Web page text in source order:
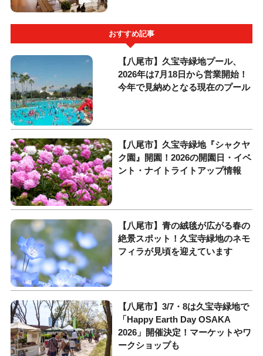
おすすめ記事
【八尾市】久宝寺緑地プール、
2026年は7月18日から営業開始！
今年で見納めとなる現在のプール
【八尾市】久宝寺緑地『シャクヤ
ク園』開園！2026の開園日・イベ
ント・ナイトライトアップ情報
【八尾市】青の絨毯が広がる春の
絶景スポット！久宝寺緑地のネモ
フィラが見頃を迎えています
【八尾市】3/7・8は久宝寺緑地で
「Happy Earth Day OSAKA
2026」開催決定！マーケットやワ
ークショップも